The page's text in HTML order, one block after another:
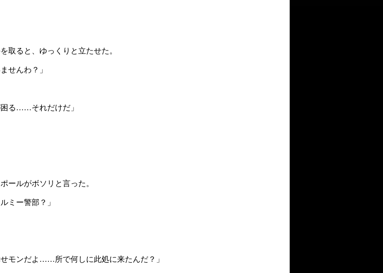
取ると、ゆっくりと立たせた。
せんわ？」
困る……それだけだ」
ールがボソリと言った。
ミー警部？」
モンだよ……所で何しに此処に来たんだ？」